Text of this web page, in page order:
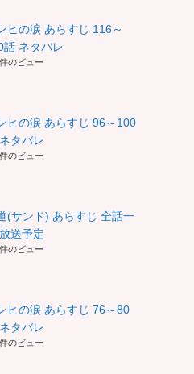
ヒの涙 あらすじ 116～
話 ネタバレ
のビュー
ヒの涙 あらすじ 96～100
タバレ
のビュー
(サンド) あらすじ 全話一
送予定
のビュー
ヒの涙 あらすじ 76～80
タバレ
のビュー